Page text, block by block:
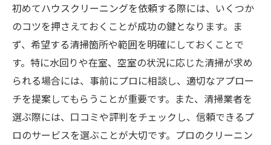
クリーニングで叶える理想の住環境
寝屋川市でのプロクリーニングの予約方法
新生活を始める前に知っておくべき清掃の
重要性
プロの技で実現する寝屋川市の清潔な住まい作
り
プロの技術で実現する清潔な住環境
初めてハウスクリーニングを依頼する際には、いくつか
のコツを押さえておくことが成功の鍵となります。ま
ず、希望する清掃箇所や範囲を明確にしておくことで
す。特に水回りや在室、空室の状況に応じた清掃が求め
られる場合には、事前にプロに相談し、適切なアプロー
チを提案してもらうことが重要です。また、清掃業者を
選ぶ際には、口コミや評判をチェックし、信頼できるプ
ロのサービスを選ぶことが大切です。プロのクリーニン